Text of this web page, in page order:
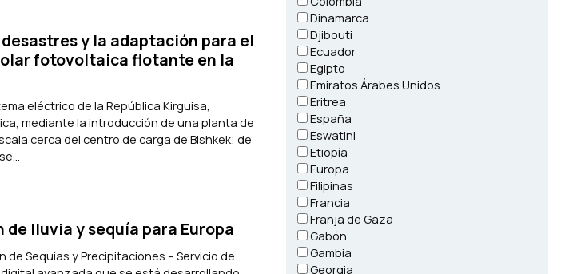
y la adaptación para el
fotovoltaica flotante en la
eléctrico de la República Kirguisa,
mediante la introducción de una planta de
cerca del centro de carga de Bishkek; de
de lluvia y sequía para Europa
de Sequías y Precipitaciones – Servicio de
Dinamarca
Djibouti
Ecuador
Egipto
Emiratos Árabes Unidos
Eritrea
España
Eswatini
Etiopía
Europa
Filipinas
Francia
Franja de Gaza
Gabón
Gambia
Georgia